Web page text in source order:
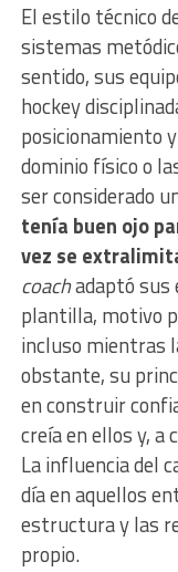
El estilo técnico
sistemas
sentido, sus
hockey
posicionamiento
dominio físico o
ser considerado
tenía buen ojo
vez se
coachadaptó
plantilla, motivo
incluso mientras
obstante, su
en construir
creía en ellos y, a
La influencia del
día en aquellos
estructura y las
propio.